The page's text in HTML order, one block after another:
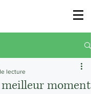
moment
lecture